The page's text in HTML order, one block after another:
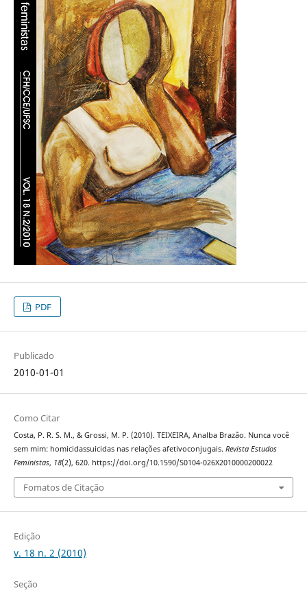
PDF
Publicado
2010-01-01
Como Citar
Costa, P. R. S. M., & Grossi, M. P. (2010). TEIXEIRA, Analba Brazão. Nunca você
sem mim: homicidassuicidas nas relações afetivoconjugais. Revista Estudos
Feministas, 18(2), 620. https://doi.org/10.1590/S0104-026X2010000200022
Fomatos de Citação
Edição
v. 18 n. 2 (2010)
Seção